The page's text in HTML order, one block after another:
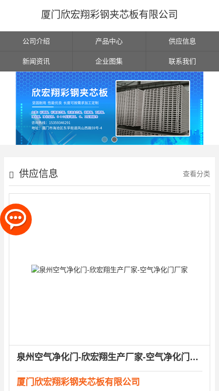
厦门欣宏翔彩钢夹芯板有限公司
公司介绍 产品中心 供应信息
新闻资讯 企业图集 联系我们
供应信息 查看分类
泉州空气净化门-欣宏翔生产厂家-空气净化门厂家
厦门欣宏翔彩钢夹芯板有限公司